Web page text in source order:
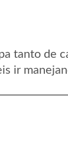
tanto de
ir